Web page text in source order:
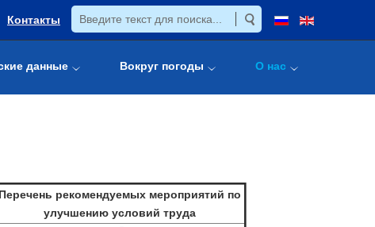
Контакты
данные Вокруг погоды О нас
Перечень рекомендуемых мероприятий по
улучшению условий труда